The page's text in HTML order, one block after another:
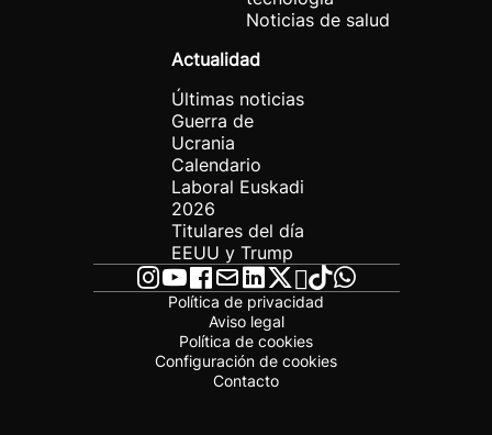
Noticias de salud
Actualidad
Últimas noticias
Guerra de
Ucrania
Calendario
Laboral Euskadi
2026
Titulares del día
EEUU y Trump
Política de privacidad
Aviso legal
Política de cookies
Configuración de cookies
Contacto